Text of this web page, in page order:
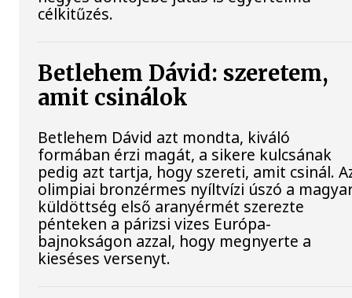
célkitűzés.
Betlehem Dávid: szeretem,
amit csinálok
Betlehem Dávid azt mondta, kiváló
formában érzi magát, a sikere kulcsának
pedig azt tartja, hogy szereti, amit csinál.
olimpiai bronzérmes nyíltvízi úszó a
küldöttség első aranyérmét szerezte
pénteken a párizsi vizes Európa-
bajnokságon azzal, hogy megnyerte a
kieséses versenyt.